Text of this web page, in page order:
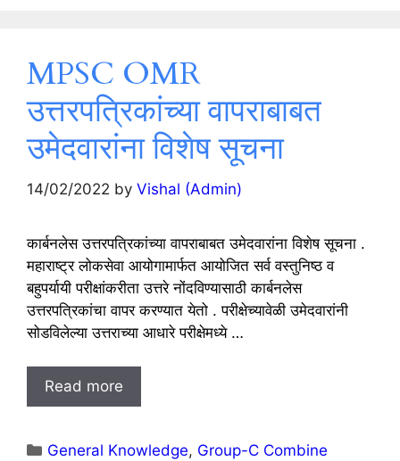
MPSC OMR
उत्तरपत्रिकांच्या वापराबाबत
उमेदवारांना विशेष सूचना
14/02/2022 by Vishal (Admin)
कार्बनलेस उत्तरपत्रिकांच्या वापराबाबत उमेदवारांना विशेष सूचना .
महाराष्ट्र लोकसेवा आयोगामार्फत आयोजित सर्व वस्तुनिष्ठ व
बहुपर्यायी परीक्षांकरीता उत्तरे नोंदविण्यासाठी कार्बनलेस
उत्तरपत्रिकांचा वापर करण्यात येतो . परीक्षेच्यावेळी उमेदवारांनी
सोडविलेल्या उत्तराच्या आधारे परीक्षेमध्ये …
Read more
Categories
General Knowledge, Group-C Combine